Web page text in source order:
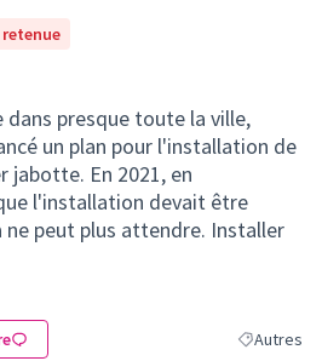
retenue
presque toute la ville,
un plan pour l'installation de
jabotte. En 2021, en
l'installation devait être
ne peut plus attendre. Installer
Filtrer les
Autres